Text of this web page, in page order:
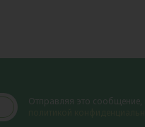
Отправляя это сообщение,